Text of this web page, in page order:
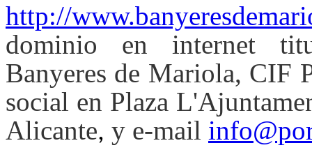
http://
dominio en internet
Banyeres de Mariola, CIF
social en Plaza
Alicante, y e-mail